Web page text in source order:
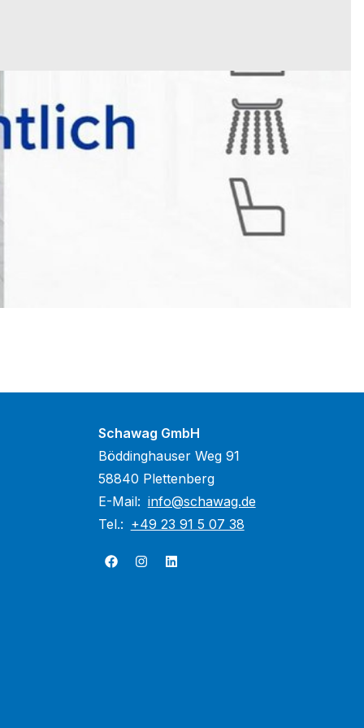
Schawag GmbH
Böddinghauser Weg 91
58840 Plettenberg
E-Mail: info@schawag.de
Tel.: +49 23 91 5 07 38